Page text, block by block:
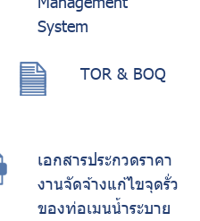
System
TOR & BOQ
เอกสารประกวดราคา
งานจัดจ้างแก้ไขจุดรั่ว
ของท่อเมนน้ำระบาย